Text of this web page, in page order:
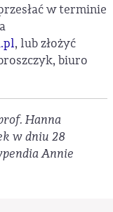
w terminie
, lub złożyć
biuro
Hanna
w dniu 28
Annie